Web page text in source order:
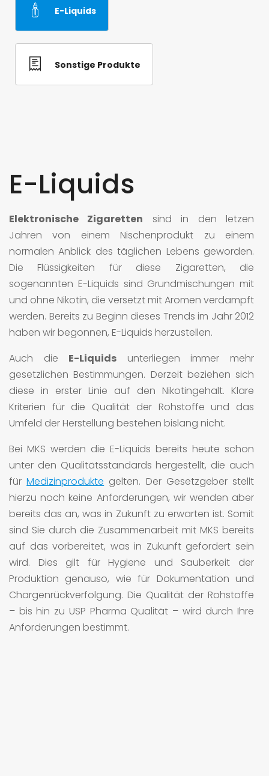
Sonstige Produkte
Qualität
Woher wir kommen
Referenzen
Individuelle Anfrage
Datenschutz
+49 6721 / 9100 - 0
E-Liquids
Sonstige Produkte
E-Liquids
Elektronische Zigaretten sind in den letzen
Jahren von einem Nischenprodukt zu einem
normalen Anblick des täglichen Lebens geworden.
Die Flüssigkeiten für diese Zigaretten, die
sogenannten E-Liquids sind Grundmischungen mit
und ohne Nikotin, die versetzt mit Aromen verdampft
werden. Bereits zu Beginn dieses Trends im Jahr 2012
haben wir begonnen, E-Liquids herzustellen.
Auch die E-Liquids unterliegen immer mehr
gesetzlichen Bestimmungen. Derzeit beziehen sich
diese in erster Linie auf den Nikotingehalt. Klare
Kriterien für die Qualität der Rohstoffe und das
Umfeld der Herstellung bestehen bislang nicht.
Bei MKS werden die E-Liquids bereits heute schon
unter den Qualitätsstandards hergestellt, die auch
fürMedizinprodukte gelten. Der Gesetzgeber stellt
hierzu noch keine Anforderungen, wir wenden aber
bereits das an, was in Zukunft zu erwarten ist. Somit
sind Sie durch die Zusammenarbeit mit MKS bereits
auf das vorbereitet, was in Zukunft gefordert sein
wird. Dies gilt für Hygiene und Sauberkeit der
Produktion genauso, wie für Dokumentation und
Chargenrückverfolgung. Die Qualität der Rohstoffe
– bis hin zu USP Pharma Qualität – wird durch Ihre
Anforderungen bestimmt.